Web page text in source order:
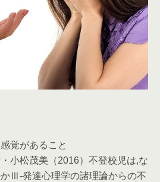
覚があること
小松茂美（2016）不登校児は,な
Ⅲ-発達心理学の諸理論からの不